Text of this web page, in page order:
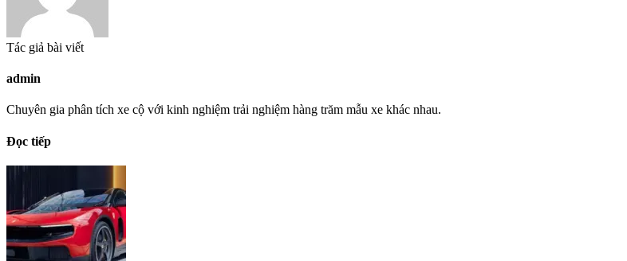
Tác giả bài viết
admin
Chuyên gia phân tích xe cộ với kinh nghiệm trải nghiệm hàng trăm mẫu xe khác nhau.
Đọc tiếp